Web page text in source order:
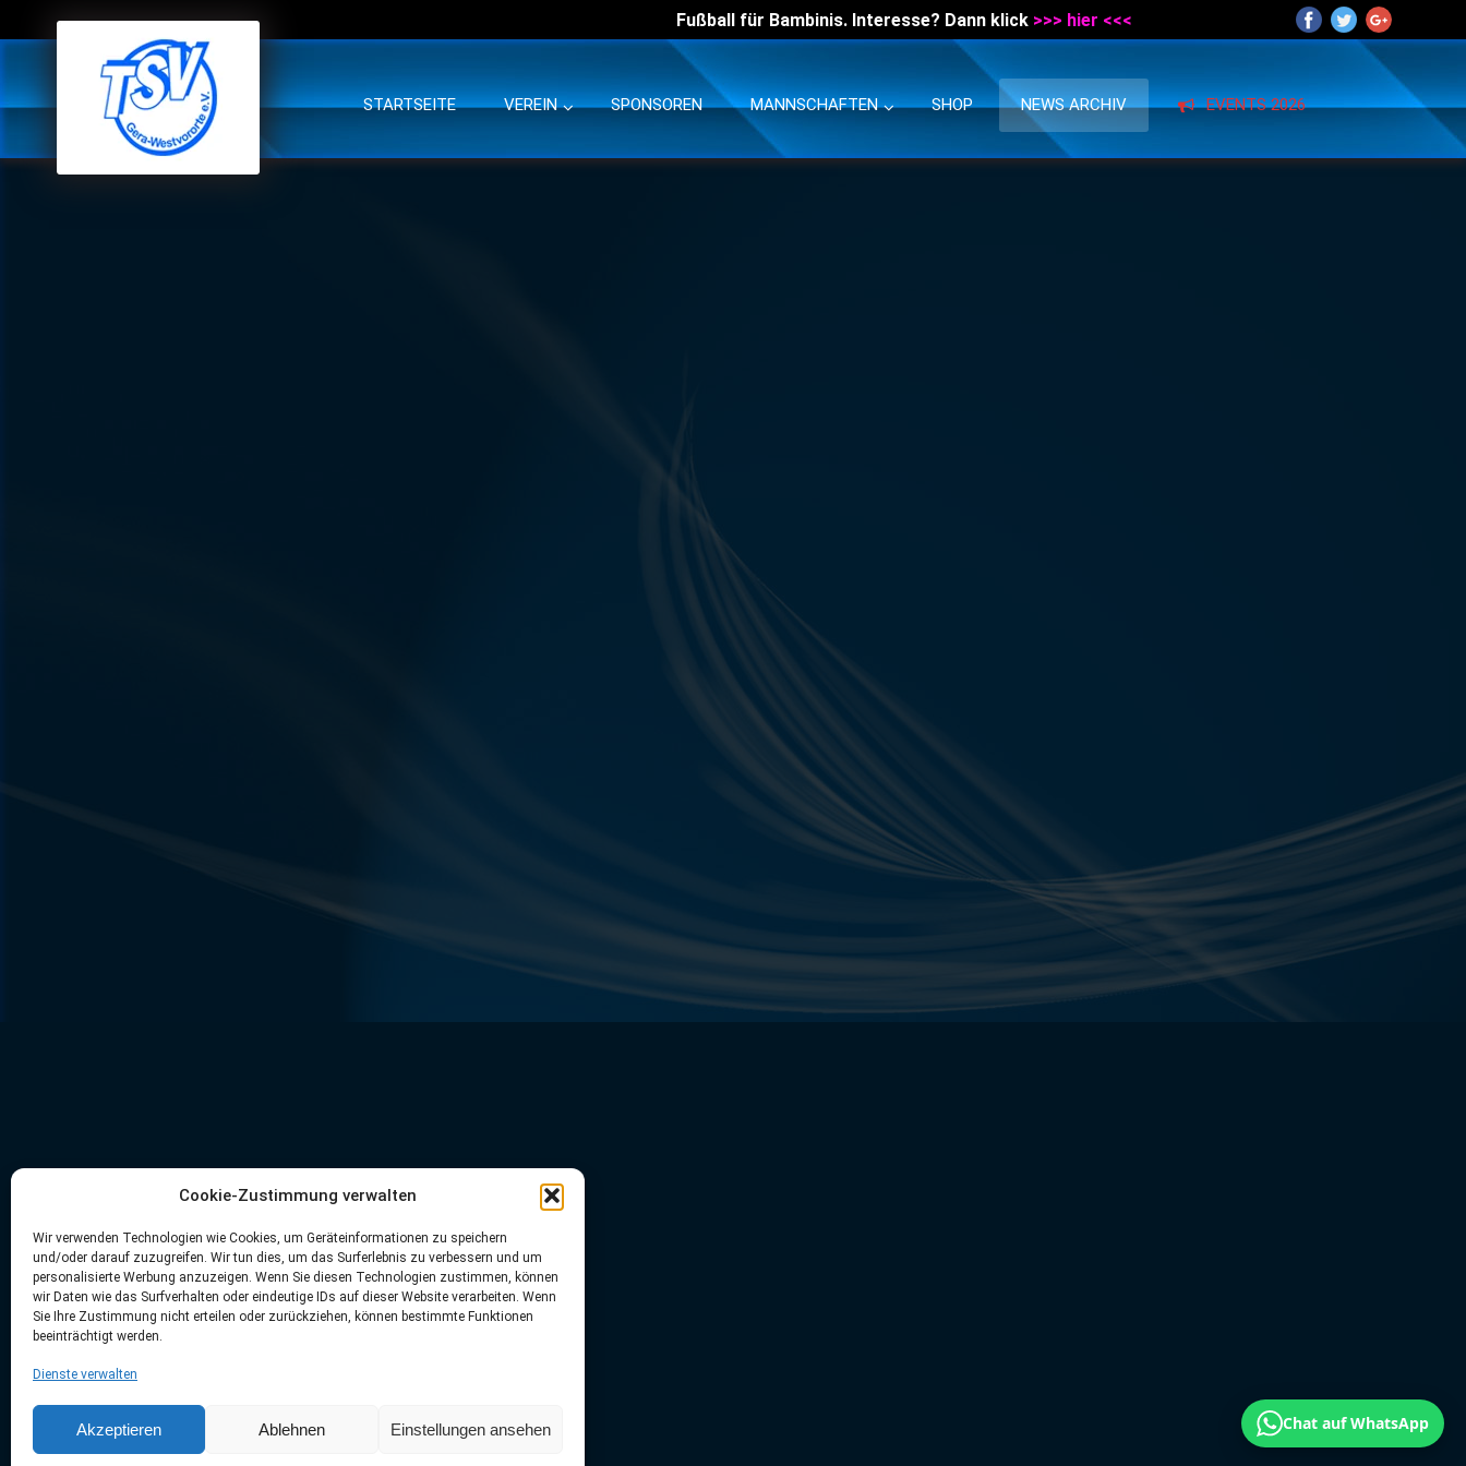
Cookie-Zustimmung verwalten
Wir verwenden Technologien wie Cookies, um Geräteinformationen zu speichern
und/oder darauf zuzugreifen. Wir tun dies, um das Surferlebnis zu verbessern und um
personalisierte Werbung anzuzeigen. Wenn Sie diesen Technologien zustimmen, können
wir Daten wie das Surfverhalten oder eindeutige IDs auf dieser Website verarbeiten. Wenn
Sie Ihre Zustimmung nicht erteilen oder zurückziehen, können bestimmte Funktionen
beeinträchtigt werden.
Dienste verwalten
Akzeptieren Ablehnen Einstellungen ansehen
Fußball für Bambinis. Interesse? Dann klick >>> hier <<<
STARTSEITE VEREIN SPONSOREN MANNSCHAFTEN SHOP NEWS ARCHIV EVENTS 2026
Chat auf WhatsApp